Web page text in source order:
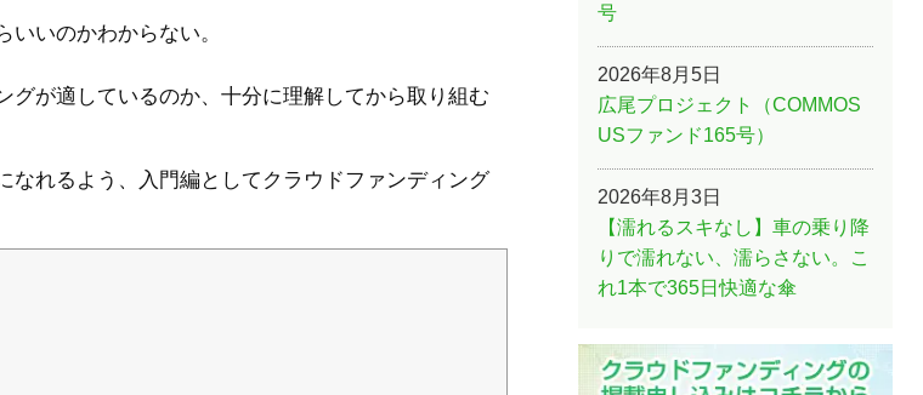
いのかわからない。
が適しているのか、十分に理解してから取り組む
なれるよう、入門編としてクラウドファンディング
号
2026年8月5日
広尾プロジェクト（COMMOS
USファンド165号）
2026年8月3日
【濡れるスキなし】車の乗り降
りで濡れない、濡らさない。こ
れ1本で365日快適な傘